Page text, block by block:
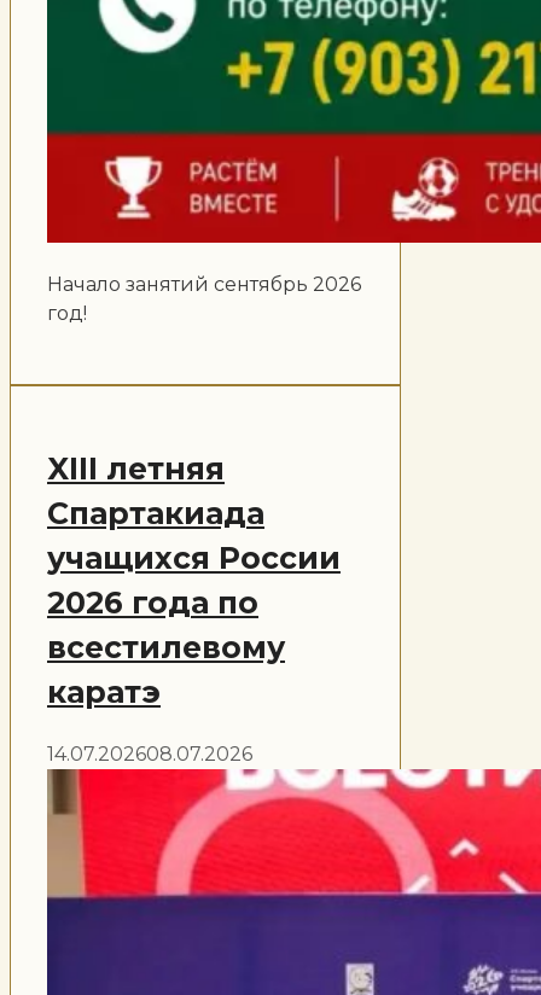
Начало занятий сентябрь 2026
год!
XIII летняя
Спартакиада
учащихся России
2026 года по
всестилевому
каратэ
14.07.202608.07.2026